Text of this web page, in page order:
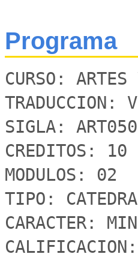
Programa
CURSO:
TRADUCCION:
SIGLA:
CREDITOS: 10
MODULOS: 02
TIPO: CATEDRA
CARACTER:
CALIFICACION: